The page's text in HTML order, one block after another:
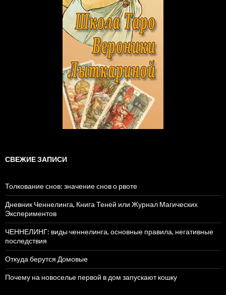
СВЕЖИЕ ЗАПИСИ
Толкование снов: значение снов о рвоте
Дневник Ченнелинга, Книга Теней или Журнал Магических
Экспериментов
ЧЕННЕЛИНГ: виды ченнелинга, основные правила, негативные
последствия
Откуда берутся Домовые
Почему на новоселье первой в дом запускают кошку